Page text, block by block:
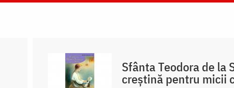
Sfânta Teodora de la
creştină pentru micii